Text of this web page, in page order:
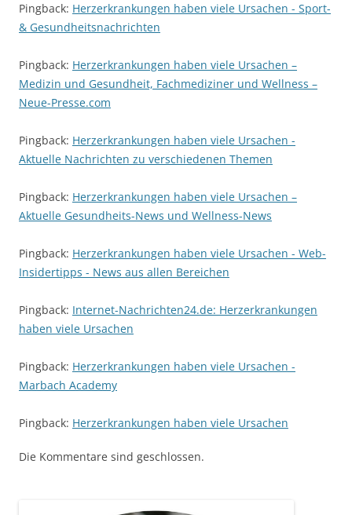
Pingback: Herzerkrankungen haben viele Ursachen - Sport-
& Gesundheitsnachrichten
Pingback: Herzerkrankungen haben viele Ursachen –
Medizin und Gesundheit, Fachmediziner und Wellness –
Neue-Presse.com
Pingback: Herzerkrankungen haben viele Ursachen -
Aktuelle Nachrichten zu verschiedenen Themen
Pingback: Herzerkrankungen haben viele Ursachen –
Aktuelle Gesundheits-News und Wellness-News
Pingback: Herzerkrankungen haben viele Ursachen - Web-
Insidertipps - News aus allen Bereichen
Pingback: Internet-Nachrichten24.de: Herzerkrankungen
haben viele Ursachen
Pingback: Herzerkrankungen haben viele Ursachen -
Marbach Academy
Pingback: Herzerkrankungen haben viele Ursachen
Die Kommentare sind geschlossen.